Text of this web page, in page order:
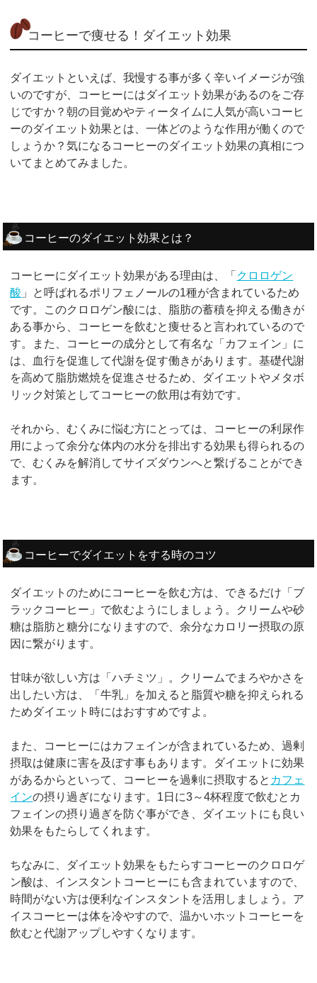
コーヒーで痩せる！ダイエット効果
ダイエットといえば、我慢する事が多く辛いイメージが強
いのですが、コーヒーにはダイエット効果があるのをご存
じですか？朝の目覚めやティータイムに人気が高いコーヒ
ーのダイエット効果とは、一体どのような作用が働くので
しょうか？気になるコーヒーのダイエット効果の真相につ
いてまとめてみました。
コーヒーのダイエット効果とは？
コーヒーにダイエット効果がある理由は、「 クロロゲン
酸 」と呼ばれるポリフェノールの1種が含まれているため
です。このクロロゲン酸には、脂肪の蓄積を抑える働きが
ある事から、コーヒーを飲むと痩せると言われているので
す。また、コーヒーの成分として有名な「カフェイン」に
は、血行を促進して代謝を促す働きがあります。基礎代謝
を高めて脂肪燃焼を促進させるため、ダイエットやメタボ
リック対策としてコーヒーの飲用は有効です。
それから、むくみに悩む方にとっては、コーヒーの利尿作
用によって余分な体内の水分を排出する効果も得られるの
で、むくみを解消してサイズダウンへと繋げることができ
ます。
コーヒーでダイエットをする時のコツ
ダイエットのためにコーヒーを飲む方は、できるだけ「ブ
ラックコーヒー」で飲むようにしましょう。クリームや砂
糖は脂肪と糖分になりますので、余分なカロリー摂取の原
因に繋がります。
甘味が欲しい方は「ハチミツ」。クリームでまろやかさを
出したい方は、「牛乳」を加えると脂質や糖を抑えられる
ためダイエット時にはおすすめですよ。
また、コーヒーにはカフェインが含まれているため、過剰
摂取は健康に害を及ぼす事もあります。ダイエットに効果
があるからといって、コーヒーを過剰に摂取すると カフェ
インの摂り過ぎになります。1日に3～4杯程度で飲むとカ
フェインの摂り過ぎを防ぐ事ができ、ダイエットにも良い
効果をもたらしてくれます。
ちなみに、ダイエット効果をもたらすコーヒーのクロロゲ
ン酸は、インスタントコーヒーにも含まれていますので、
時間がない方は便利なインスタントを活用しましょう。ア
イスコーヒーは体を冷やすので、温かいホットコーヒーを
飲むと代謝アップしやすくなります。